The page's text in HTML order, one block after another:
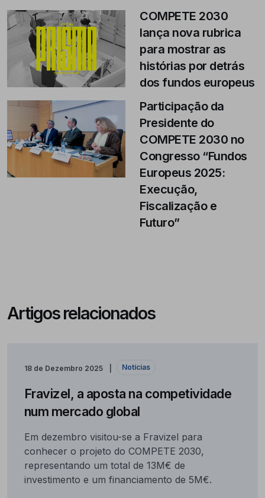
COMPETE 2030
lança nova rubrica
para mostrar as
histórias por detrás
dos fundos europeus
Participação da
Presidente do
COMPETE 2030 no
Congresso “Fundos
Europeus 2025:
Execução,
Fiscalização e
Futuro”
Artigos relacionados
18 de Dezembro 2025 Notícias
Fravizel, a aposta na competividade
num mercado global
Em dezembro visitou-se a Fravizel para
conhecer o projeto do COMPETE 2030,
representando um total de 13M€ de
investimento e um financiamento de 5M€.